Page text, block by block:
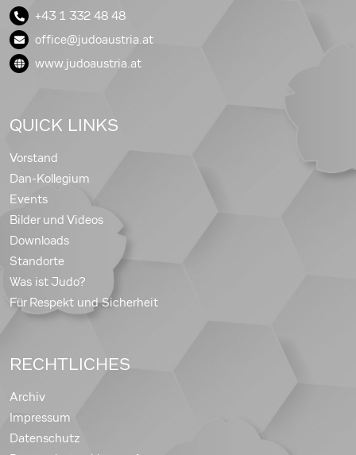
+43 1 332 48 48
office@judoaustria.at
www.judoaustria.at
QUICK LINKS
Vorstand
Dan-Kollegium
Events
Bilder und Videos
Downloads
Standorte
Was ist Judo?
Für Respekt und Sicherheit
RECHTLICHES
Archiv
Impressum
Datenschutz